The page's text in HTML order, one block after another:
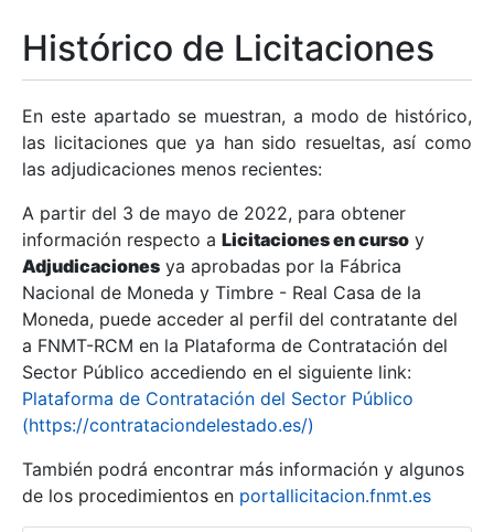
Mostrar/Ocultar
Mostrar/Ocultar
Mostrar/Ocultar
Histórico de Licitaciones
En este apartado se muestran, a modo de histórico,
las licitaciones que ya han sido resueltas, así como
las adjudicaciones menos recientes:
A partir del 3 de mayo de 2022, para obtener
información respecto a Licitaciones en curso y
Adjudicaciones ya aprobadas por la Fábrica
Nacional de Moneda y Timbre - Real Casa de la
Moneda, puede acceder al perfil del contratante del
a FNMT-RCM en la Plataforma de Contratación del
Sector Público accediendo en el siguiente link:
Plataforma de Contratación del Sector Público
(https://contrataciondelestado.es/)
También podrá encontrar más información y algunos
de los procedimientos en portallicitacion.fnmt.es